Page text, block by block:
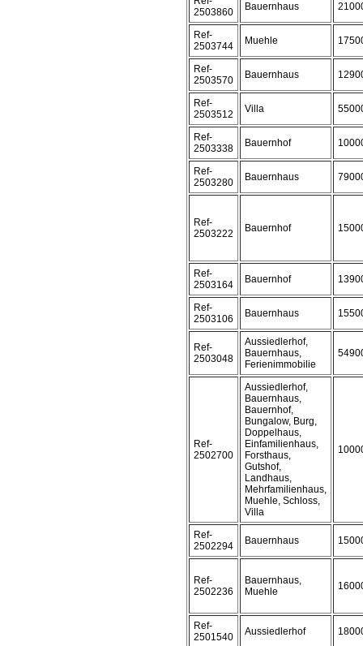
2503860
Bauernhaus
Ref-
2503744
Muehle
Ref-
2503570
Bauernhaus
Ref-
2503512
Villa
Ref-
2503338
Bauernhof
Ref-
2503280
Bauernhaus
Ref-
2503222
Bauernhof
Ref-
2503164
Bauernhof
Ref-
2503106
Bauernhaus
Ref-
2503048
Aussiedlerhof,
Bauernhaus,
Ferienimmobilie
Ref-
2502700
Aussiedlerhof,
Bauernhaus,
Bauernhof,
Bungalow, Burg,
Doppelhaus,
Einfamilienhaus,
Forsthaus,
Gutshof,
Landhaus,
Mehrfamilienhaus,
Muehle, Schloss,
Villa
Ref-
2502294
Bauernhaus
Ref-
2502236
Bauernhaus,
Muehle
Ref-
2501540
Aussiedlerhof